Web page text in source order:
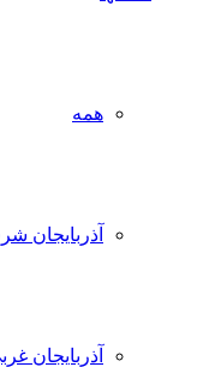
همه
آذربایجان
آذربایجان